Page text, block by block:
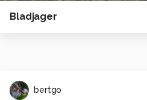
Bladjager
bertgo